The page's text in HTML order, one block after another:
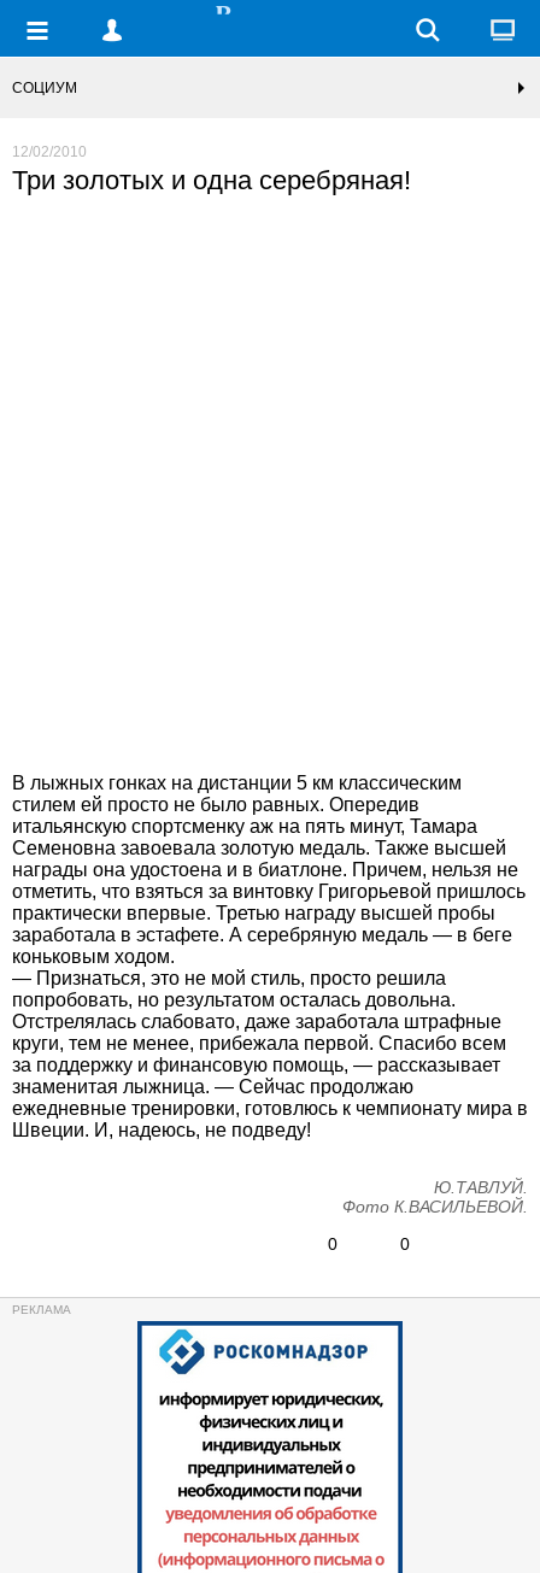
СОЦИУМ
12/02/2010
Три золотых и одна серебряная!
В лыжных гонках на дистанции 5 км классическим
стилем ей просто не было равных. Опередив
итальянскую спортсменку аж на пять минут, Тамара
Семеновна завоевала золотую медаль. Также высшей
награды она удостоена и в биатлоне. Причем, нельзя не
отметить, что взяться за винтовку Григорьевой пришлось
практически впервые. Третью награду высшей пробы
заработала в эстафете. А серебряную медаль — в беге
коньковым ходом.
— Признаться, это не мой стиль, просто решила
попробовать, но результатом осталась довольна.
Отстрелялась слабовато, даже заработала штрафные
круги, тем не менее, прибежала первой. Спасибо всем
за поддержку и финансовую помощь, — рассказывает
знаменитая лыжница. — Сейчас продолжаю
ежедневные тренировки, готовлюсь к чемпионату мира в
Швеции. И, надеюсь, не подведу!
Ю.ТАВЛУЙ.
Фото К.ВАСИЛЬЕВОЙ.
0
0